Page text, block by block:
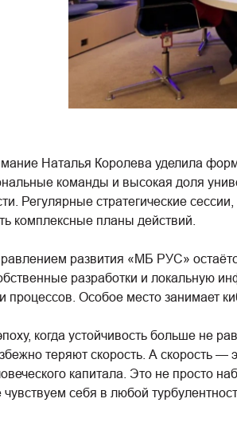
Наталья Королева уделила
команды и высокая доля
Регулярные стратегические
комплексные планы действий.
развития «МБ РУС»
разработки и локальную
процессов. Особое место занимает
когда устойчивость больше не
теряют скорость. А скорость
капитала. Это не просто
себя в любой